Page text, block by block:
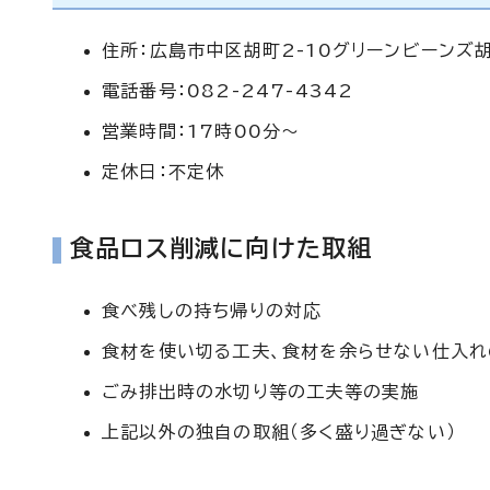
住所：広島市中区胡町2-10グリーンビーンズ
電話番号：082-247-4342
営業時間：17時00分～
定休日：不定休
食品ロス削減に向けた取組
食べ残しの持ち帰りの対応
食材を使い切る工夫、食材を余らせない仕入
ごみ排出時の水切り等の工夫等の実施
上記以外の独自の取組（多く盛り過ぎない）